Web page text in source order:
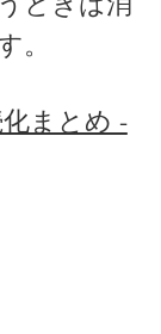
。
化まとめ -